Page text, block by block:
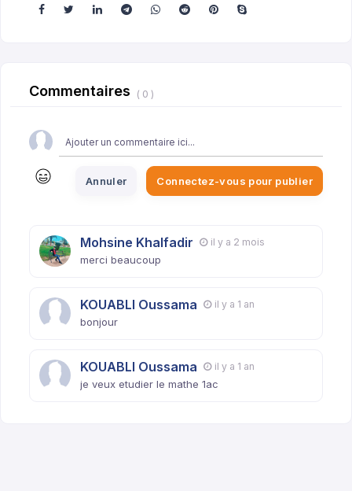
Commentaires ( 0 )
Annuler Connectez-vous pour publier
Mohsine Khalfadir il y a 2 mois
merci beaucoup
KOUABLI Oussama il y a 1 an
bonjour
KOUABLI Oussama il y a 1 an
je veux etudier le mathe 1ac